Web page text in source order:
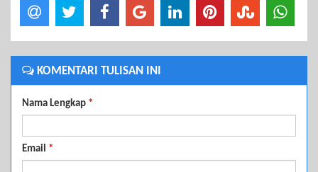
KOMENTARI TULISAN INI
Nama Lengkap *
Email *